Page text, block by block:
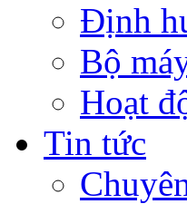
Định
Bộ
Hoạt
Tin tức